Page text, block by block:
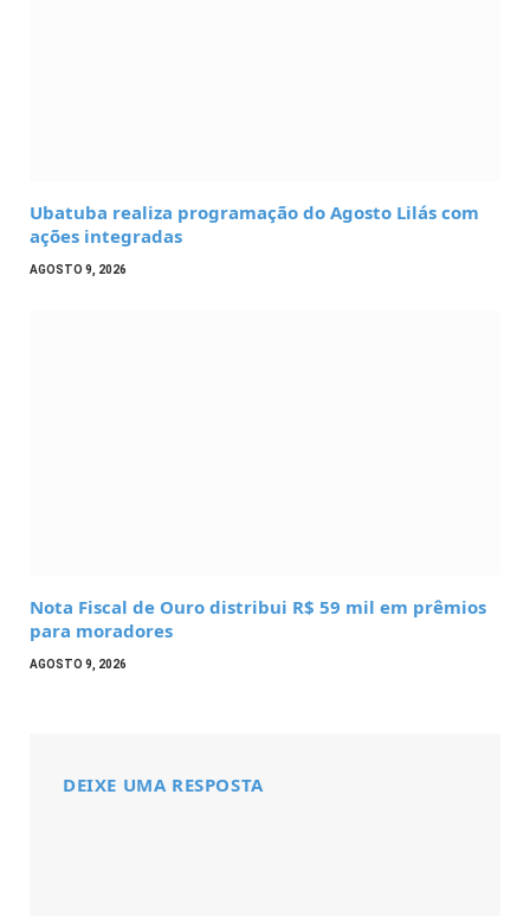
Ubatuba realiza programação do Agosto Lilás com
ações integradas
AGOSTO 9, 2026
Nota Fiscal de Ouro distribui R$ 59 mil em prêmios
para moradores
AGOSTO 9, 2026
DEIXE UMA RESPOSTA